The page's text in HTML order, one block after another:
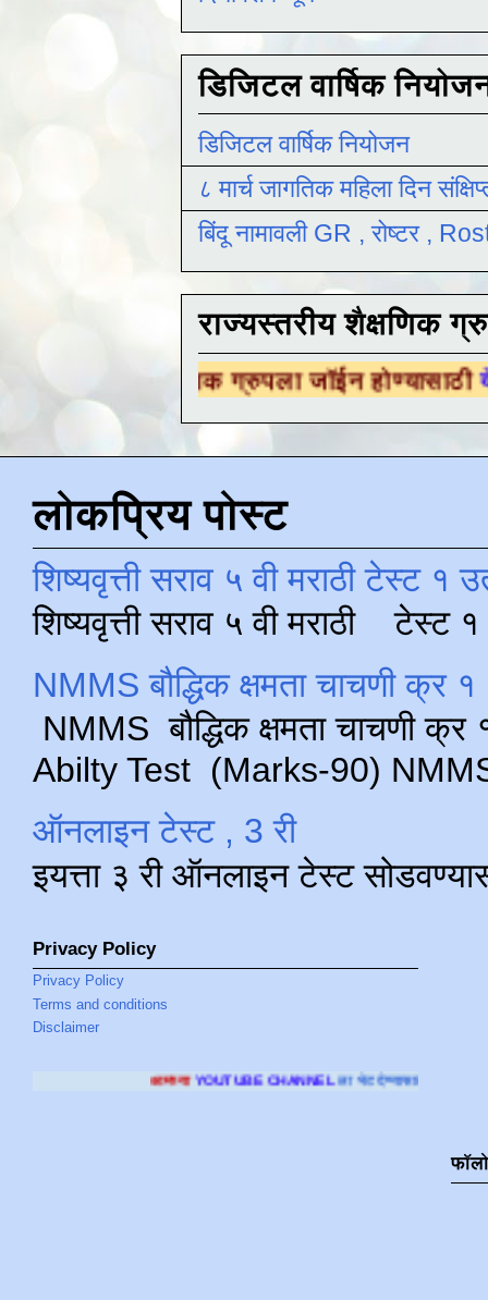
डिजिटल वार्षिक
डिजिटल वार्षिक नियोजन
८ मार्च जागतिक महिला दिन
बिंदू नामावली GR , रोष्टर ,
राज्यस्तरीय शैक्षणिक
ग्रुपला जॉईन होण्यासाठीयेथे क्लिक करा
लोकप्रिय पोस्ट
शिष्यवृत्ती सराव ५ वी मराठी टेस्ट १
शिष्यवृत्ती सराव ५ वी मराठी टेस्ट
NMMS बौद्धिक क्षमता चाचणी क्र
NMMS बौद्धिक क्षमता चाचणी
Abilty Test (Marks-90) NMMS
ऑनलाइन टेस्ट , 3 री
इयत्ता ३ री ऑनलाइन टेस्ट
Privacy Policy
Privacy Policy
Terms and conditions
Disclaimer
YOUTUBE CHANNELला भेट देण्यासाठी क्लिक करा.